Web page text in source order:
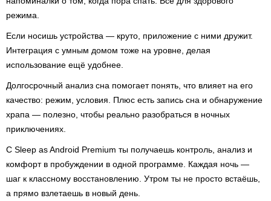
режима.
Если носишь устройства — круто, приложение с ними дружит.
Интеграция с умным домом тоже на уровне, делая
использование ещё удобнее.
Долгосрочный анализ сна помогает понять, что влияет на его
качество: режим, условия. Плюс есть запись сна и обнаружение
храпа — полезно, чтобы реально разобраться в ночных
приключениях.
С Sleep as Android Premium ты получаешь контроль, анализ и
комфорт в пробуждении в одной программе. Каждая ночь —
шаг к классному восстановлению. Утром ты не просто встаёшь,
а прямо взлетаешь в новый день.